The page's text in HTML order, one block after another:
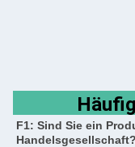
F1: Sind Sie ein
Handelsgesellschaft?